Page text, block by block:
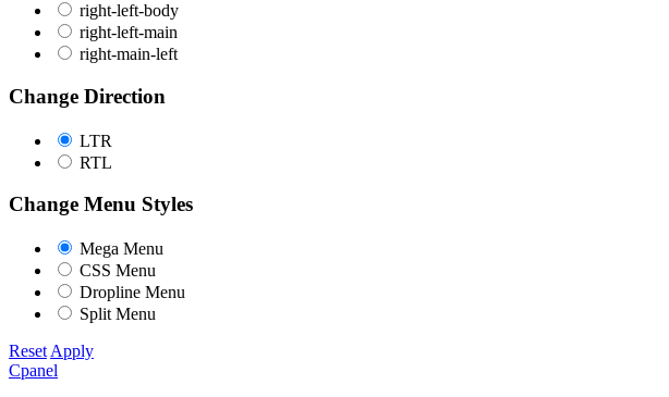
right-left-body
right-left-main
right-main-left
Change Direction
LTR
RTL
Change Menu Styles
Mega Menu
CSS Menu
Dropline Menu
Split Menu
Reset Apply
Cpanel